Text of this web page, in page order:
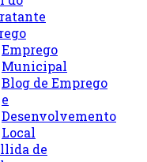
Emprego
Municipal
Blog de Emprego
e
Desenvolvemento
Local
de